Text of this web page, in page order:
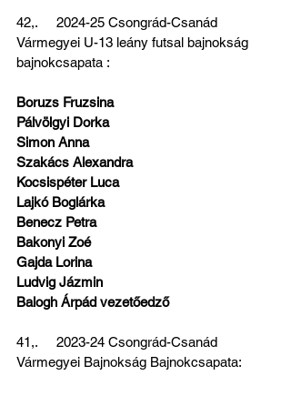
42,.     2024-25 Csongrád-Csanád
Vármegyei U-13 leány futsal bajnokság
bajnokcsapata :
Boruzs Fruzsina
Pálvölgyi Dorka
Simon Anna
Szakács Alexandra
Kocsispéter Luca
Lajkó Boglárka
Benecz Petra
Bakonyi Zoé
Gajda Lorina
Ludvig Jázmin
Balogh Árpád vezetőedző
41,.     2023-24 Csongrád-Csanád
Vármegyei Bajnokság Bajnokcsapata: